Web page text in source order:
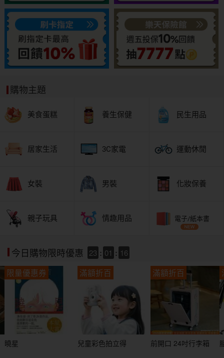
購物主題
美食蛋糕 養生保健 民生用品
居家生活 3C家電 運動休閒
女裝 男裝 化妝保養
親子玩具 情趣用品 電子/紙本書
今日購物限時優惠 23 : 01 : 14
限量優惠券
曉星
滿額折百
兒童彩色拍立得
滿額折百
前開口 24吋行李箱